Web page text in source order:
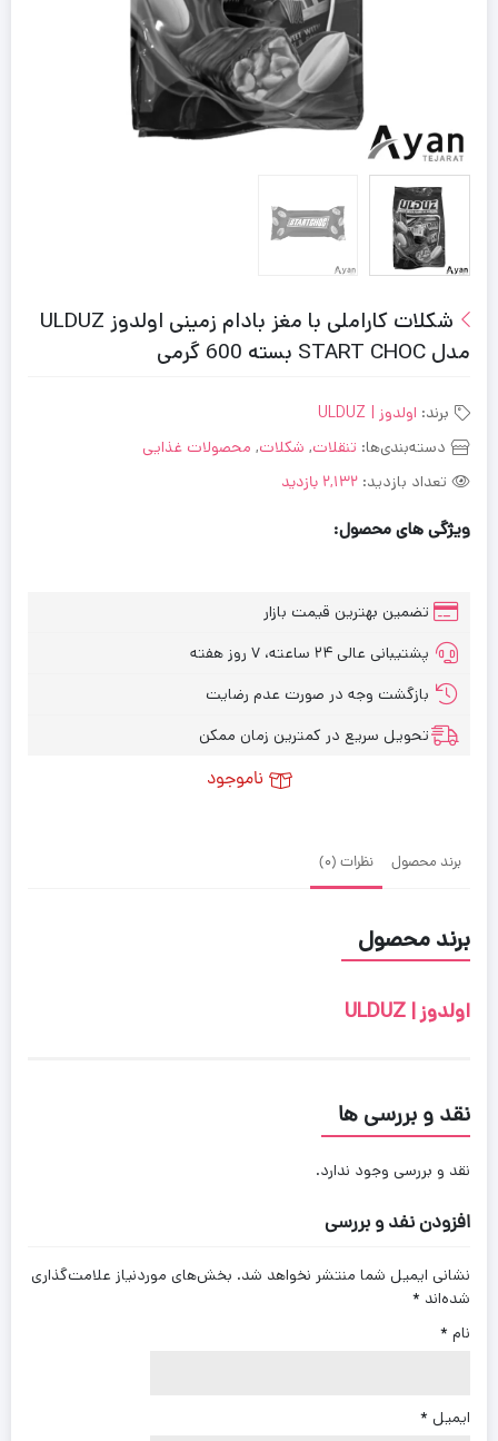
شکلات کاراملی با مغز بادام زمینی اولدوز ULDUZ
مدل START CHOC بسته 600 گرمی
برند: اولدوز | ULDUZ
دسته‌بندی‌ها: تنقلات, شکلات, محصولات غذایی
تعداد بازدید: 2,132 بازدید
ویژگی های محصول:
تضمین بهترین قیمت بازار
پشتیبانی عالی ۲۴ ساعته، ۷ روز هفته
بازگشت وجه در صورت عدم رضایت
تحویل سریع در کمترین زمان ممکن
ناموجود
برند محصول نظرات (0)
برند محصول
اولدوز | ULDUZ
نقد و بررسی ها
نقد و بررسی وجود ندارد.
افزودن نفد و بررسی
نشانی ایمیل شما منتشر نخواهد شد. بخش‌های موردنیاز علامت‌گذاری
شده‌اند *
نام *
ایمیل *